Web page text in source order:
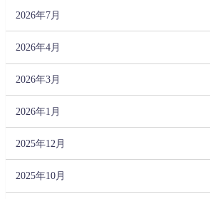
2026年7月
2026年4月
2026年3月
2026年1月
2025年12月
2025年10月